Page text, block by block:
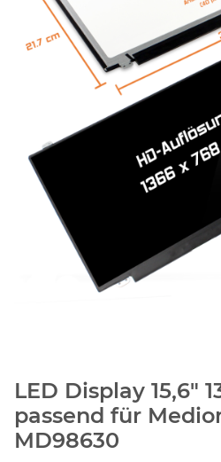
LED Display 15,6"
passend für
MD98630